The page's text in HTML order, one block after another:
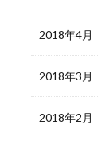
2018年4月
2018年3月
2018年2月